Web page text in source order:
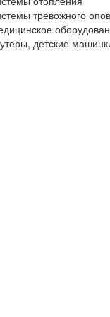
тревожного
детские